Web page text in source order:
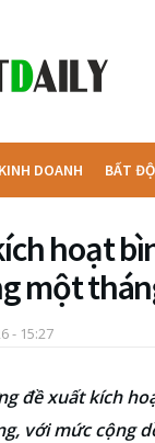
KINH DOANH BẤT
hoạt
một
- 15:27
đề xuất kích
với mức cộng